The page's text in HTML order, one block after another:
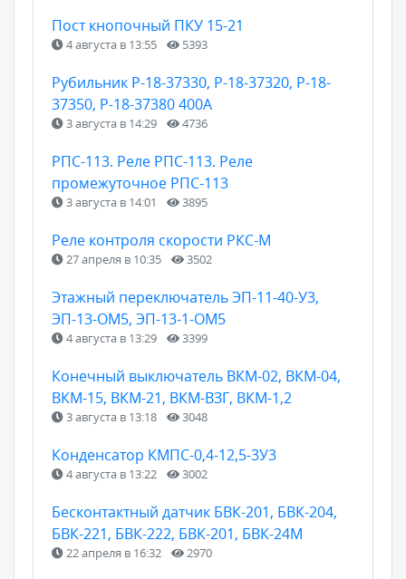
Пост кнопочный ПКУ 15-21
4 августа в 13:55 5393
Рубильник Р-18-37330, Р-18-37320, Р-18-
37350, Р-18-37380 400А
3 августа в 14:29 4736
РПС-113. Реле РПС-113. Реле
промежуточное РПС-113
3 августа в 14:01 3895
Реле контроля скорости РКС-М
27 апреля в 10:35 3502
Этажный переключатель ЭП-11-40-У3,
ЭП-13-ОМ5, ЭП-13-1-ОМ5
4 августа в 13:29 3399
Конечный выключатель ВКМ-02, ВКМ-04,
ВКМ-15, ВКМ-21, ВКМ-ВЗГ, ВКМ-1,2
3 августа в 13:18 3048
Конденсатор КМПС-0,4-12,5-3У3
4 августа в 13:22 3002
Бесконтактный датчик БВК-201, БВК-204,
БВК-221, БВК-222, БВК-201, БВК-24М
22 апреля в 16:32 2970